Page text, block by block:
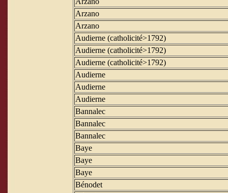
Arzano
Arzano
Audierne (catholicité>1792)
Audierne (catholicité>1792)
Audierne (catholicité>1792)
Audierne
Audierne
Audierne
Bannalec
Bannalec
Bannalec
Baye
Baye
Baye
Bénodet